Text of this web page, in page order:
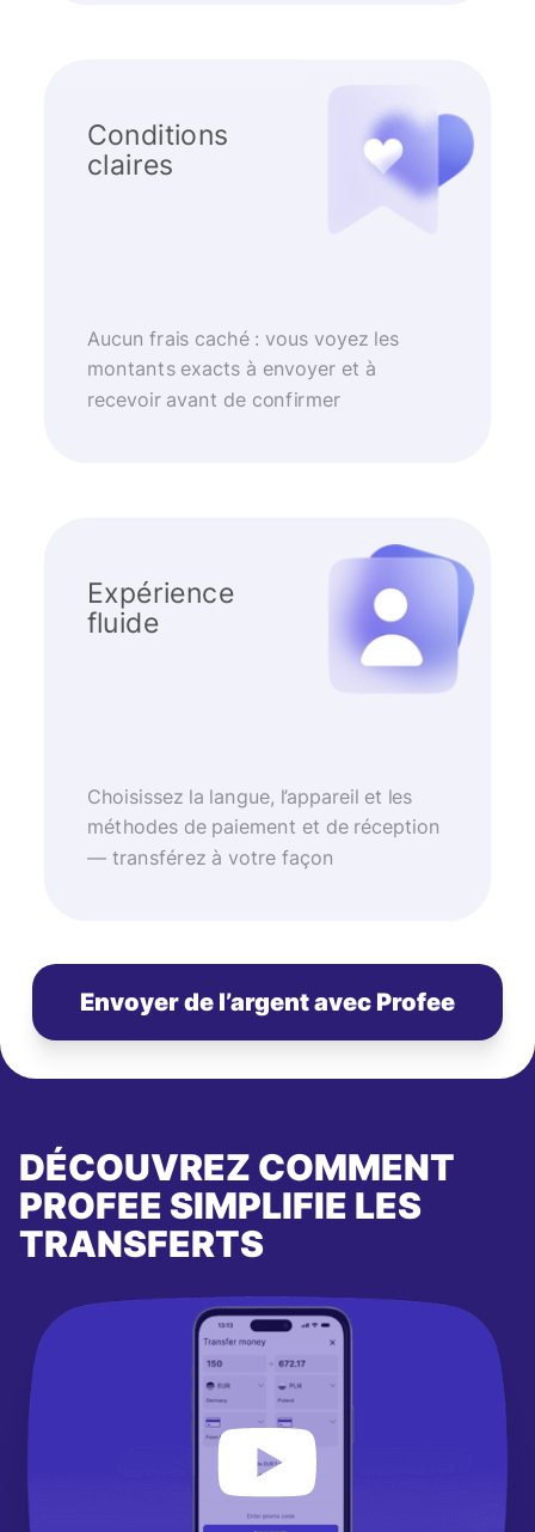
Conditions
claires
Aucun frais caché : vous voyez les
montants exacts à envoyer et à
recevoir avant de confirmer
Expérience
fluide
Choisissez la langue, l’appareil et les
méthodes de paiement et de réception
— transférez à votre façon
Envoyer de l’argent avec Profee
DÉCOUVREZ COMMENT
PROFEE SIMPLIFIE LES
TRANSFERTS